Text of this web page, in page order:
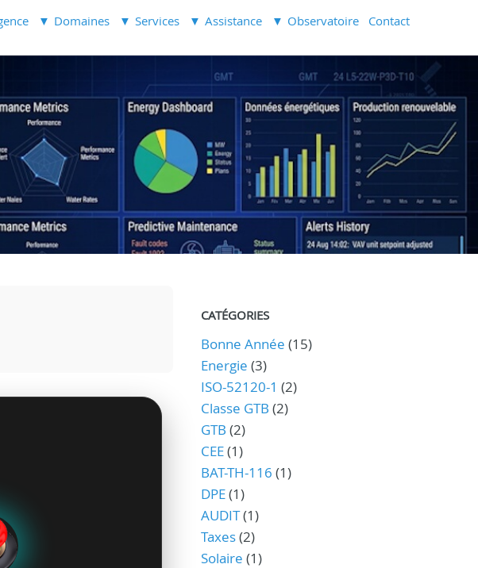
Domaines Services Assistance Observatoire Contact
CATÉGORIES
Bonne Année (15)
Energie (3)
ISO-52120-1 (2)
Classe GTB (2)
GTB (2)
CEE(1)
BAT-TH-116 (1)
DPE(1)
AUDIT(1)
Taxes(2)
Solaire (1)